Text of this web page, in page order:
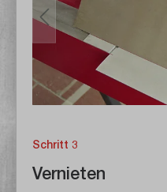
Schritt 3
Vernieten